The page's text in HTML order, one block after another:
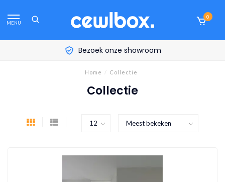
MENU
0
Bezoek onze showroom
Home / Collectie
Collectie